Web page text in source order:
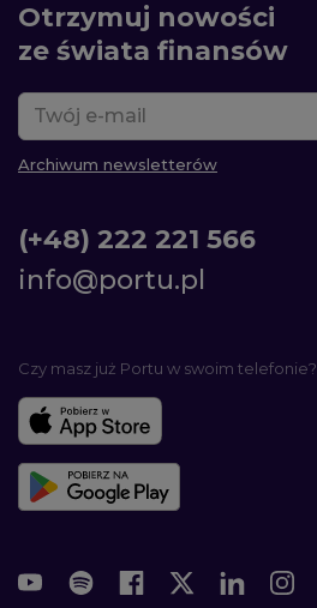
Otrzymuj nowości
ze świata finansów
Archiwum newsletterów
(+48) 222 221 566
info@portu.pl
Czy masz już Portu w swoim telefonie?